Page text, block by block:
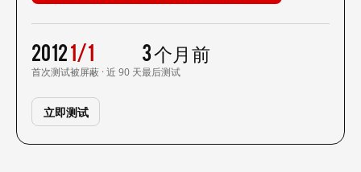
2012
首次测试
1/1
被屏蔽 · 近 90 天
3 个月前
最后测试
立即测试